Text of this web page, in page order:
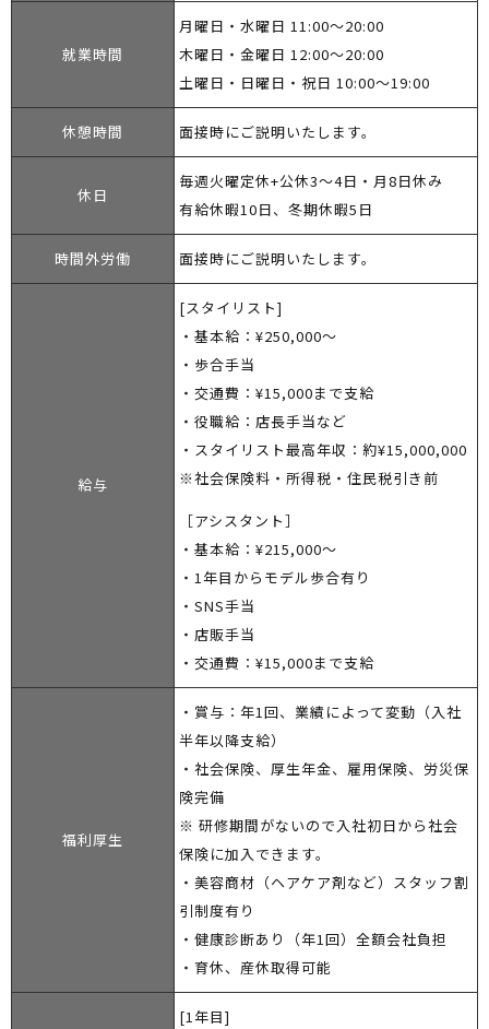
就業時間
月曜日・水曜日 11:00～20:00
木曜日・金曜日 12:00～20:00
土曜日・日曜日・祝日 10:00～19:00
休憩時間 面接時にご説明いたします。
休日
毎週火曜定休+公休3〜4日・月8日休み
有給休暇10日、冬期休暇5日
時間外労働 面接時にご説明いたします。
給与
[スタイリスト]
・基本給：¥250,000～
・歩合手当
・交通費：¥15,000まで支給
・役職給：店長手当など
・スタイリスト最高年収：約¥15,000,000
※社会保険料・所得税・住民税引き前
［アシスタント］
・基本給：¥215,000〜
・1年目からモデル歩合有り
・SNS手当
・店販手当
・交通費：¥15,000まで支給
福利厚生
・賞与：年1回、業績によって変動（入社
半年以降支給）
・社会保険、厚生年金、雇用保険、労災保
険完備
※ 研修期間がないので入社初日から社会
保険に加入できます。
・美容商材（ヘアケア剤など）スタッフ割
引制度有り
・健康診断あり（年1回）全額会社負担
・育休、産休取得可能
[1年目]